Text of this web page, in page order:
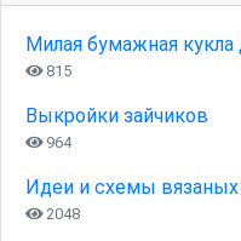
Милая бумажная
815
Выкройки зайчиков
964
Идеи и схемы вязаных
2048